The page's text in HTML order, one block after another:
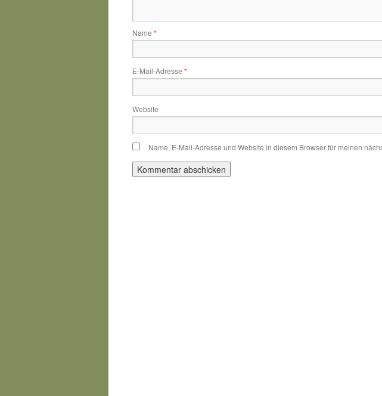
Name *
E-Mail-Adresse *
Website
Name, E-Mail-Adresse und Website in diesem Browser für meinen